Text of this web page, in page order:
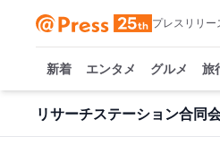
プレスリリ
新着 エンタメ グルメ 旅
リサーチステーション合同